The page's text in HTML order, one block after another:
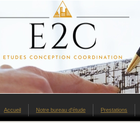
Accueil Notre bureau d'étude Prestations